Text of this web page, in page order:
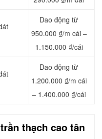
Dao động từ
950.000 ₫/m cái –
1.150.000 ₫/cái
Dao động từ
1.200.000 ₫/m cái
– 1.400.000 ₫/cái
thạch cao tân